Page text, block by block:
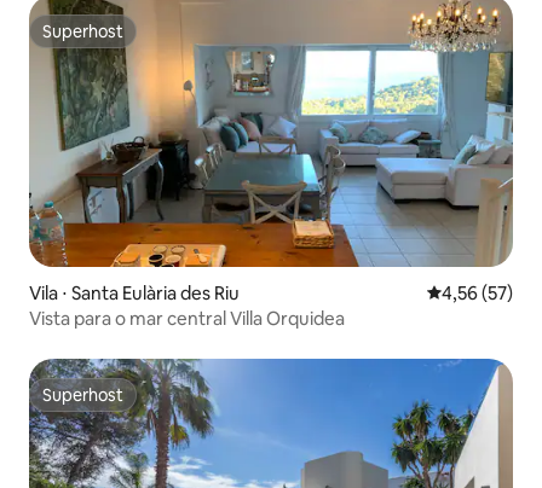
Superhost
Superhost
Vila ⋅ Santa Eulària des Riu 4,56 de uma
4,56 (57)
Vista para o mar central Villa Orquidea
Superhost
Superhost